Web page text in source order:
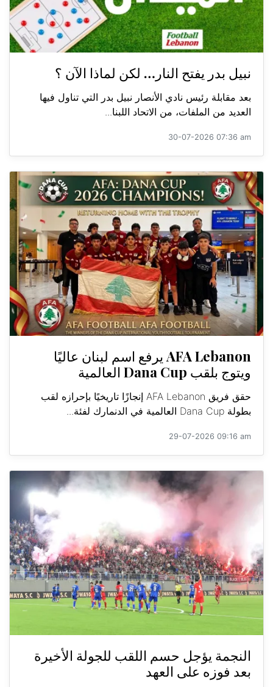
نبيل بدر يفتح النار… لكن لماذا الآن ؟
بعد مقابلة رئيس نادي الأنصار نبيل بدر التي تناول فيها
العديد من الملفات، من الاتحاد اللبنا...
30-07-2026 07:36 am
AFA Lebanon يرفع اسم لبنان عاليًا
ويتوج بلقب Dana Cup العالمية
حقق فريق AFA Lebanon إنجازًا تاريخيًا بإحرازه لقب
بطولة Dana Cup العالمية في الدنمارك لفئة...
29-07-2026 09:16 am
النجمة يؤجل حسم اللقب للجولة الأخيرة
بعد فوزه على العهد